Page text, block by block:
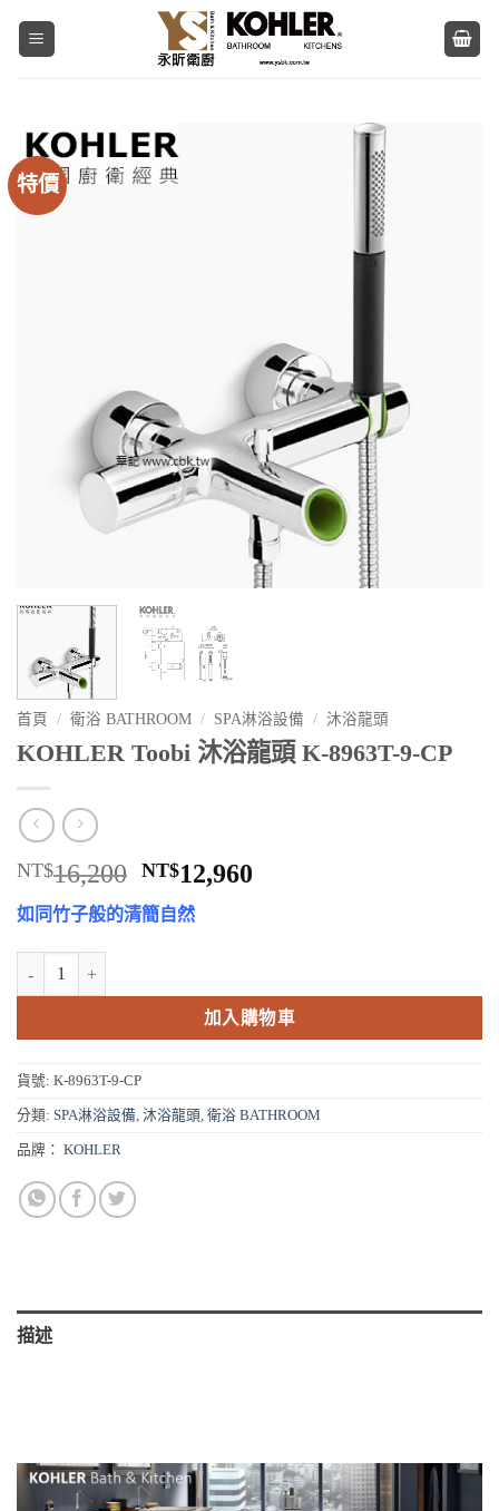
特價
首頁 / 衛浴 BATHROOM / SPA淋浴設備 / 沐浴龍頭
KOHLER Toobi 沐浴龍頭 K-8963T-9-CP
NT$16,200 原
始
價
NT$12,960
如同竹子般的清簡自然
加入購物車
貨號: K-8963T-9-CP
分類: SPA淋浴設備, 沐浴龍頭, 衛浴 BATHROOM
品牌： KOHLER
描述